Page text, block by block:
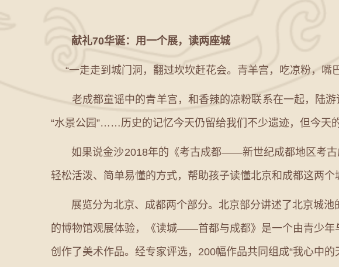
献礼70华诞：用一个展，读两座城
“一走走到城门洞，翻过坎坎赶花会。青羊宫，吃凉粉，嘴
老成都童谣中的青羊宫，和香辣的凉粉联系在一起，陆游
“水景公园”……历史的记忆今天仍留给我们不少遗迹，但今天
如果说金沙2018年的《考古成都——新世纪成都地区考古
轻松活泼、简单易懂的方式，帮助孩子读懂北京和成都这两
展览分为北京、成都两个部分。北京部分讲述了北京城池
的博物馆观展体验，《读城——首都与成都》是一个由青少年
创作了美术作品。经专家评选，200幅作品共同组成“我心中